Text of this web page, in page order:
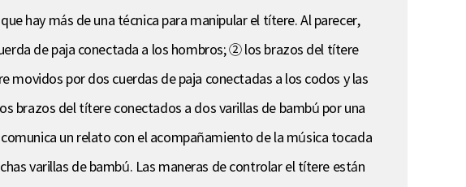
hay más de una técnica para manipular el títere. Al parecer,
de paja conectada a los hombros; ② los brazos del títere
por dos cuerdas de paja conectadas a los codos y las
brazos del títere conectados a dos varillas de bambú por una
un relato con el acompañamiento de la música tocada
varillas de bambú. Las maneras de controlar el títere están